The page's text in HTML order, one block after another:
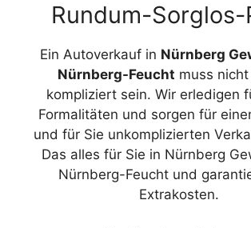
Rundum-Sorglos-
Ein Autoverkauf in Nürnberg
Nürnberg-Feucht muss
kompliziert sein. Wir erledigen
Formalitäten und sorgen für
und für Sie unkomplizierten
Das alles für Sie in Nürnberg
Nürnberg-Feucht und
Extrakosten.